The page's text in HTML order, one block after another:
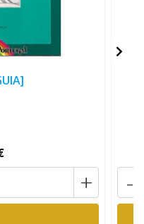
+ -